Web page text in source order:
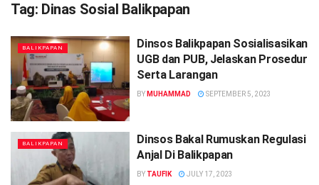
Tag: Dinas Sosial Balikpapan
BALIKPAPAN
Dinsos Balikpapan Sosialisasikan
UGB dan PUB, Jelaskan Prosedur
Serta Larangan
BY MUHAMMAD SEPTEMBER 5, 2023
BALIKPAPAN
Dinsos Bakal Rumuskan Regulasi
Anjal Di Balikpapan
BY TAUFIK JULY 17, 2023